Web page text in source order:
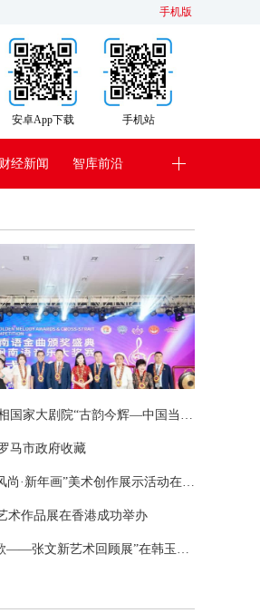
手机版
手机站
安卓App下载
财经新闻 智库前沿
韩玉臣作品再度亮相国家大剧院“古韵今辉—中国当代美术名家经典作品展”
马市政府收藏
2026年“新生活·新风尚·新年画”美术创作展示活动在江西抚州开幕
术作品展在香港成功举办
“大师足迹 奋斗赞歌——张文新艺术回顾展”在韩玉臣美术馆启幕